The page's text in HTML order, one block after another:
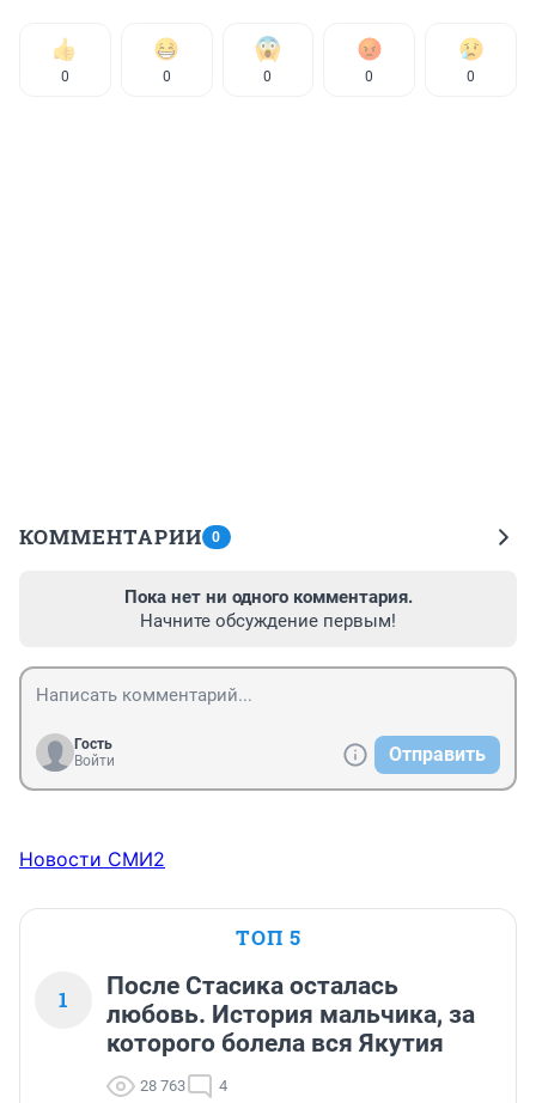
0 0 0 0 0
КОММЕНТАРИИ 0
Пока нет ни одного комментария.
Начните обсуждение первым!
Гость
Войти
Отправить
Новости СМИ2
ТОП 5
1
После Стасика осталась
любовь. История мальчика, за
которого болела вся Якутия
28 763 4